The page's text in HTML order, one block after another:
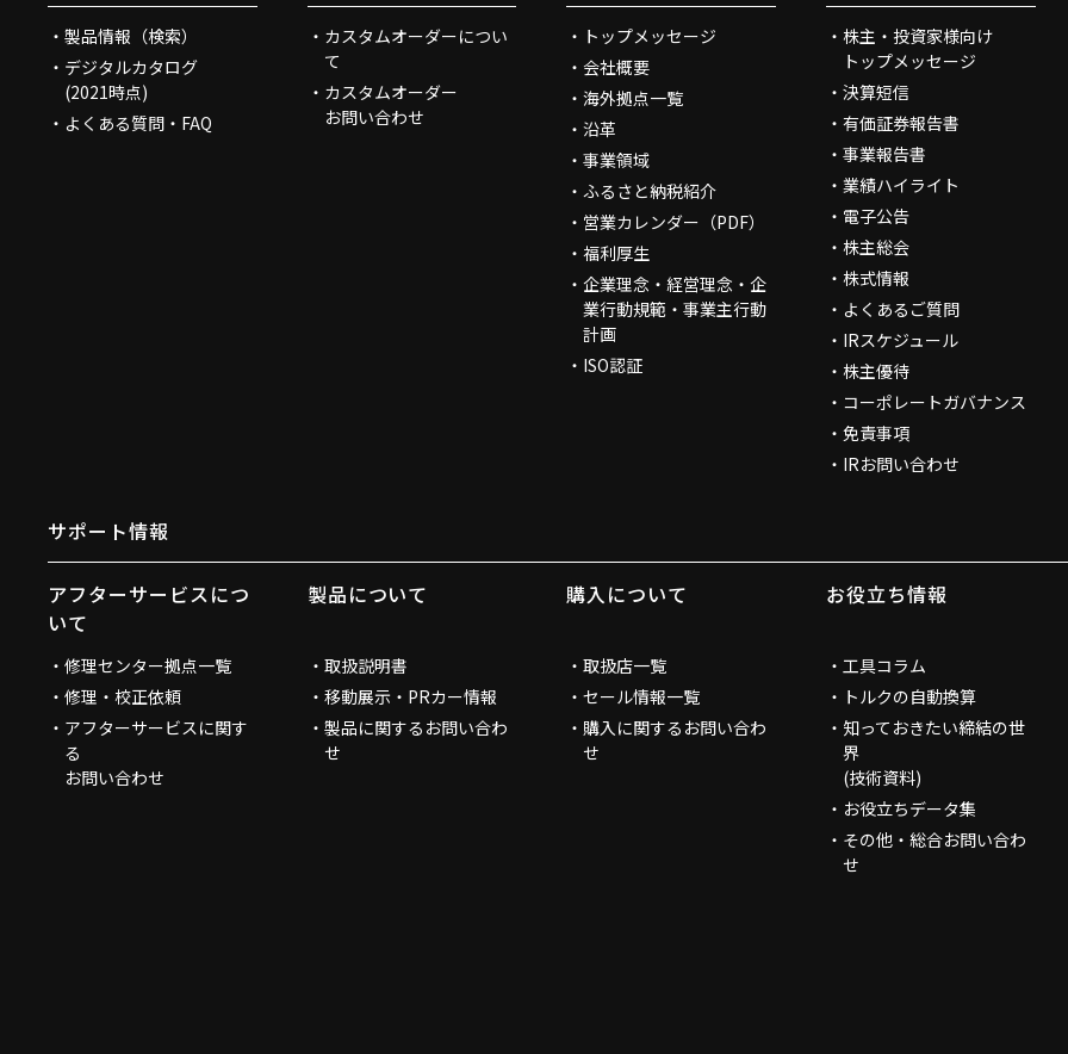
製品情報（検索）
デジタルカタログ
(2021時点)
よくある質問・FAQ
カスタムオーダーについ
て
カスタムオーダー
お問い合わせ
トップメッセージ
会社概要
海外拠点一覧
沿革
事業領域
ふるさと納税紹介
営業カレンダー（PDF）
福利厚生
企業理念・経営理念・企
業行動規範・事業主行動
計画
ISO認証
株主・投資家様向け
トップメッセージ
決算短信
有価証券報告書
事業報告書
業績ハイライト
電子公告
株主総会
株式情報
よくあるご質問
IRスケジュール
株主優待
コーポレートガバナンス
免責事項
IRお問い合わせ
サポート情報
アフターサービスにつ
いて
修理センター拠点一覧
修理・校正依頼
アフターサービスに関す
る
お問い合わせ
製品について
取扱説明書
移動展示・PRカー情報
製品に関するお問い合わ
せ
購入について
取扱店一覧
セール情報一覧
購入に関するお問い合わ
せ
お役立ち情報
工具コラム
トルクの自動換算
知っておきたい締結の世
界
(技術資料)
お役立ちデータ集
その他・総合お問い合わ
せ